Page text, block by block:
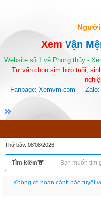
Xem Vận
Website số 1 về Phong thủy -
Tư vấn chọn sim hợp tuổi,
Fanpage: Xemvm.com - Zalo:
Thứ bảy, 08/08/2026
Nếu như không chịu học tập thì